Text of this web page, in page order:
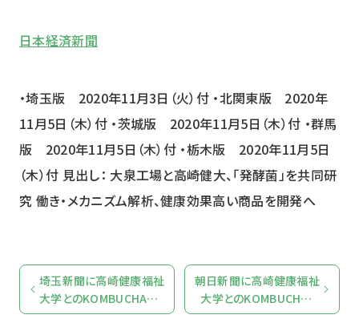
シソ フューチャー
HOP BREEZE
ホップ ブリーズ
日本経済新聞
・埼玉版 2020年11月3日（火）付 ・北関東版 2020年
11月5日（木）付 ・茨城版 2020年11月5日（木）付 ・群馬
版 2020年11月5日（木）付 ・栃木版 2020年11月5日
（木）付 見出し： 大泉工場と高崎健大、「発酵菌」を共同研
究 働き・メカニズム解析、健康効果高い商品を開発へ
埼玉新聞に高崎健康福祉
大学とのKOMBUCHA共
同研究について紹介
朝日新聞に高崎健康福祉
大学とのKOMBUCHA共
同研究について紹介